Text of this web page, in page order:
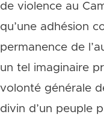
de violence au
qu’une adhésion
permanence de
un tel imaginaire
volonté générale
divin d’un peuple